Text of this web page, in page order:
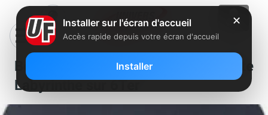
Beau départ pour la série inédite
Labyrinthe sur 6Ter
✕
Installer sur l'écran d'accueil
Accès rapide depuis votre écran d'accueil
Installer